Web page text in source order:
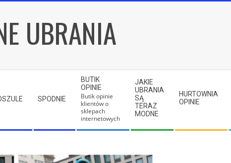
UBRANIA
SPODNIE
BUTIK
OPINIE
Butik opinie
klientów o
sklepach
internetowych
JAKIE
UBRANIA
SĄ
TERAZ
MODNE
HURTOWNIA
OPINIE